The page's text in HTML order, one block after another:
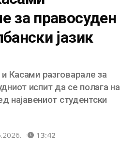
за правосуден
јазик
Касами разговарале за
испит да се полага на
најавениот студентски
13:42